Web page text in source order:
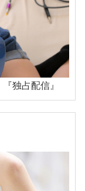
独占配信』